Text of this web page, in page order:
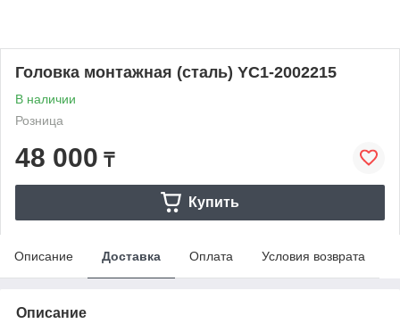
Головка монтажная (сталь) YC1-2002215
В наличии
Розница
48 000 ₸
Купить
Описание Доставка Оплата Условия возврата
Описание